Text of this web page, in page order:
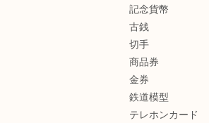
記念貨幣
古銭
切手
商品券
金券
鉄道模型
テレホンカード